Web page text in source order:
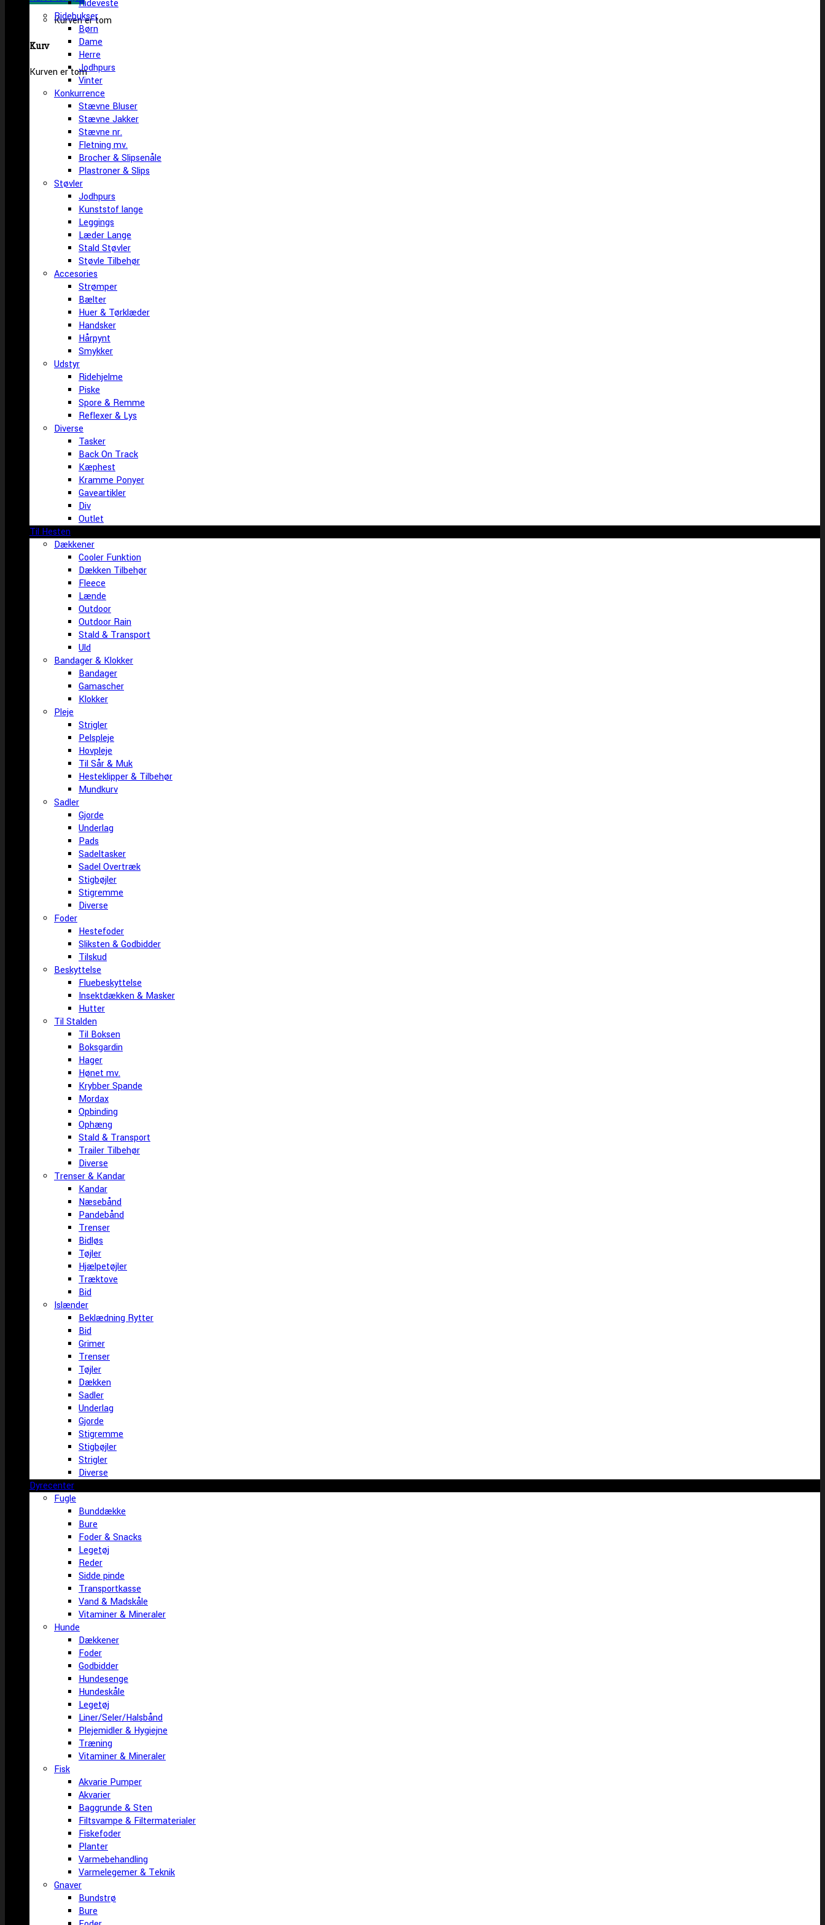
Kurven er tom
Kurv
Kurven er tom
Rideveste
Ridebukser
Børn
Dame
Herre
Jodhpurs
Vinter
Konkurrence
Stævne Bluser
Stævne Jakker
Stævne nr.
Fletning mv.
Brocher & Slipsenåle
Plastroner & Slips
Støvler
Jodhpurs
Kunststof lange
Leggings
Læder Lange
Stald Støvler
Støvle Tilbehør
Accesories
Strømper
Bælter
Huer & Tørklæder
Handsker
Hårpynt
Smykker
Udstyr
Ridehjelme
Piske
Spore & Remme
Reflexer & Lys
Diverse
Tasker
Back On Track
Kæphest
Kramme Ponyer
Gaveartikler
Div
Outlet
Til Hesten
Dækkener
Cooler Funktion
Dækken Tilbehør
Fleece
Lænde
Outdoor
Outdoor Rain
Stald & Transport
Uld
Bandager & Klokker
Bandager
Gamascher
Klokker
Pleje
Strigler
Pelspleje
Hovpleje
Til Sår & Muk
Hesteklipper & Tilbehør
Mundkurv
Sadler
Gjorde
Underlag
Pads
Sadeltasker
Sadel Overtræk
Stigbøjler
Stigremme
Diverse
Foder
Hestefoder
Sliksten & Godbidder
Tilskud
Beskyttelse
Fluebeskyttelse
Insektdækken & Masker
Hutter
Til Stalden
Til Boksen
Boksgardin
Hager
Hønet mv.
Krybber Spande
Mordax
Opbinding
Ophæng
Stald & Transport
Trailer Tilbehør
Diverse
Trenser & Kandar
Kandar
Næsebånd
Pandebånd
Trenser
Bidløs
Tøjler
Hjælpetøjler
Træktove
Bid
Islænder
Beklædning Rytter
Bid
Grimer
Trenser
Tøjler
Dækken
Sadler
Underlag
Gjorde
Stigremme
Stigbøjler
Strigler
Diverse
Dyrecenter
Fugle
Bunddække
Bure
Foder & Snacks
Legetøj
Reder
Sidde pinde
Transportkasse
Vand & Madskåle
Vitaminer & Mineraler
Hunde
Dækkener
Foder
Godbidder
Hundesenge
Hundeskåle
Legetøj
Liner/Seler/Halsbånd
Plejemidler & Hygiejne
Træning
Vitaminer & Mineraler
Fisk
Akvarie Pumper
Akvarier
Baggrunde & Sten
Filtsvampe & Filtermaterialer
Fiskefoder
Planter
Varmebehandling
Varmelegemer & Teknik
Gnaver
Bundstrø
Bure